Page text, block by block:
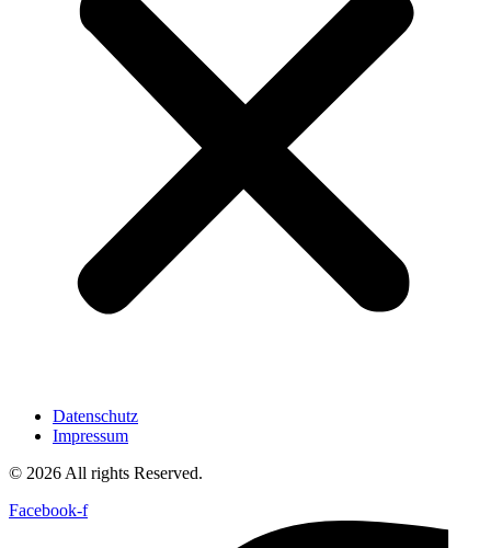
Datenschutz
Impressum
© 2026 All rights Reserved.
Facebook-f